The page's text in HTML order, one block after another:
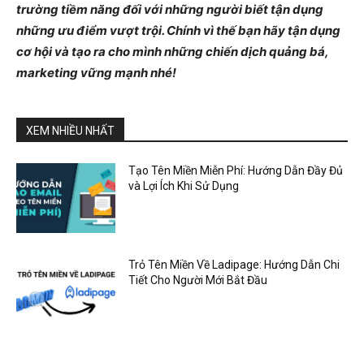
trường tiềm năng đối với những người biết tận dụng
những ưu điểm vượt trội. Chính vì thế bạn hãy tận dụng
cơ hội và tạo ra cho mình những chiến dịch quảng bá,
marketing vững mạnh nhé!
XEM NHIỀU NHẤT
Tạo Tên Miền Miễn Phí: Hướng Dẫn Đầy Đủ
và Lợi Ích Khi Sử Dụng
Trỏ Tên Miền Về Ladipage: Hướng Dẫn Chi
Tiết Cho Người Mới Bắt Đầu